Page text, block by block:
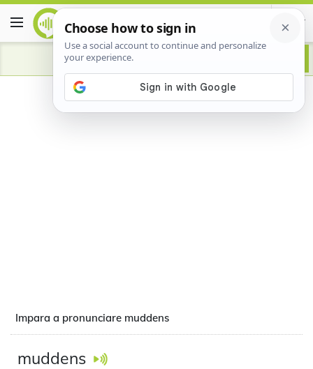
Advertisement
Impara a pronunciare muddens
muddens